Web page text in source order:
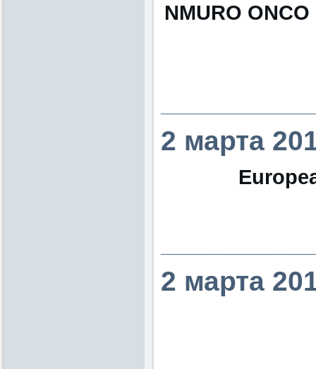
NМURO
2 марта
2 марта